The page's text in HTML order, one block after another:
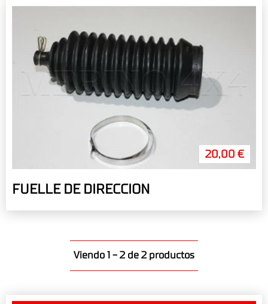
20,00 €
FUELLE DE DIRECCION
Viendo 1 - 2 de 2 productos